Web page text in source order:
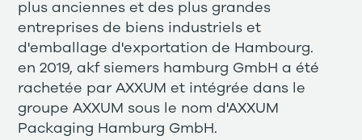
plus anciennes et des plus grandes
entreprises de biens industriels et
d'emballage d'exportation de Hambourg.
en 2019, akf siemers hamburg GmbH a été
rachetée par AXXUM et intégrée dans le
groupe AXXUM sous le nom d'AXXUM
Packaging Hamburg GmbH.